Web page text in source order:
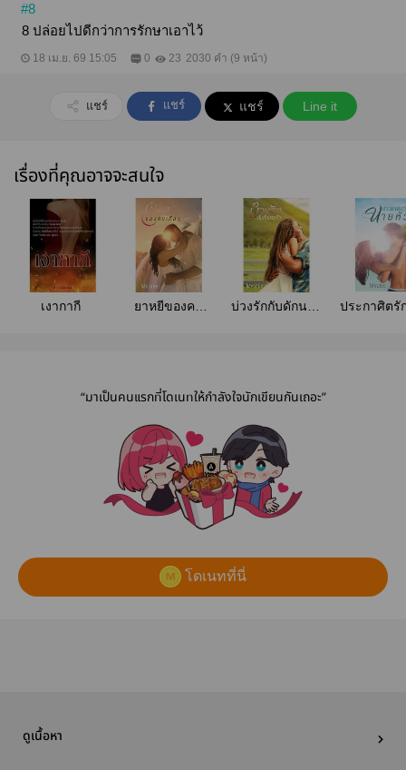
#8
8 ปล่อยไปดีกว่าการรักษาเอาไว้
18 เม.ย. 69 15:05 0 23 2030 คำ (9 หน้า)
แชร์ แชร์ แชร์ Line it
เรื่องที่คุณอาจจะสนใจ
เงากากี
ยาหยีของคน
บ่วงรักกับดักนาย
ประกาศิตรั
“มาเป็นคนแรกที่โดเนทให้กำลังใจนักเขียนกันเถอะ”
โดเนทที่นี่
ดูเนื้อหา